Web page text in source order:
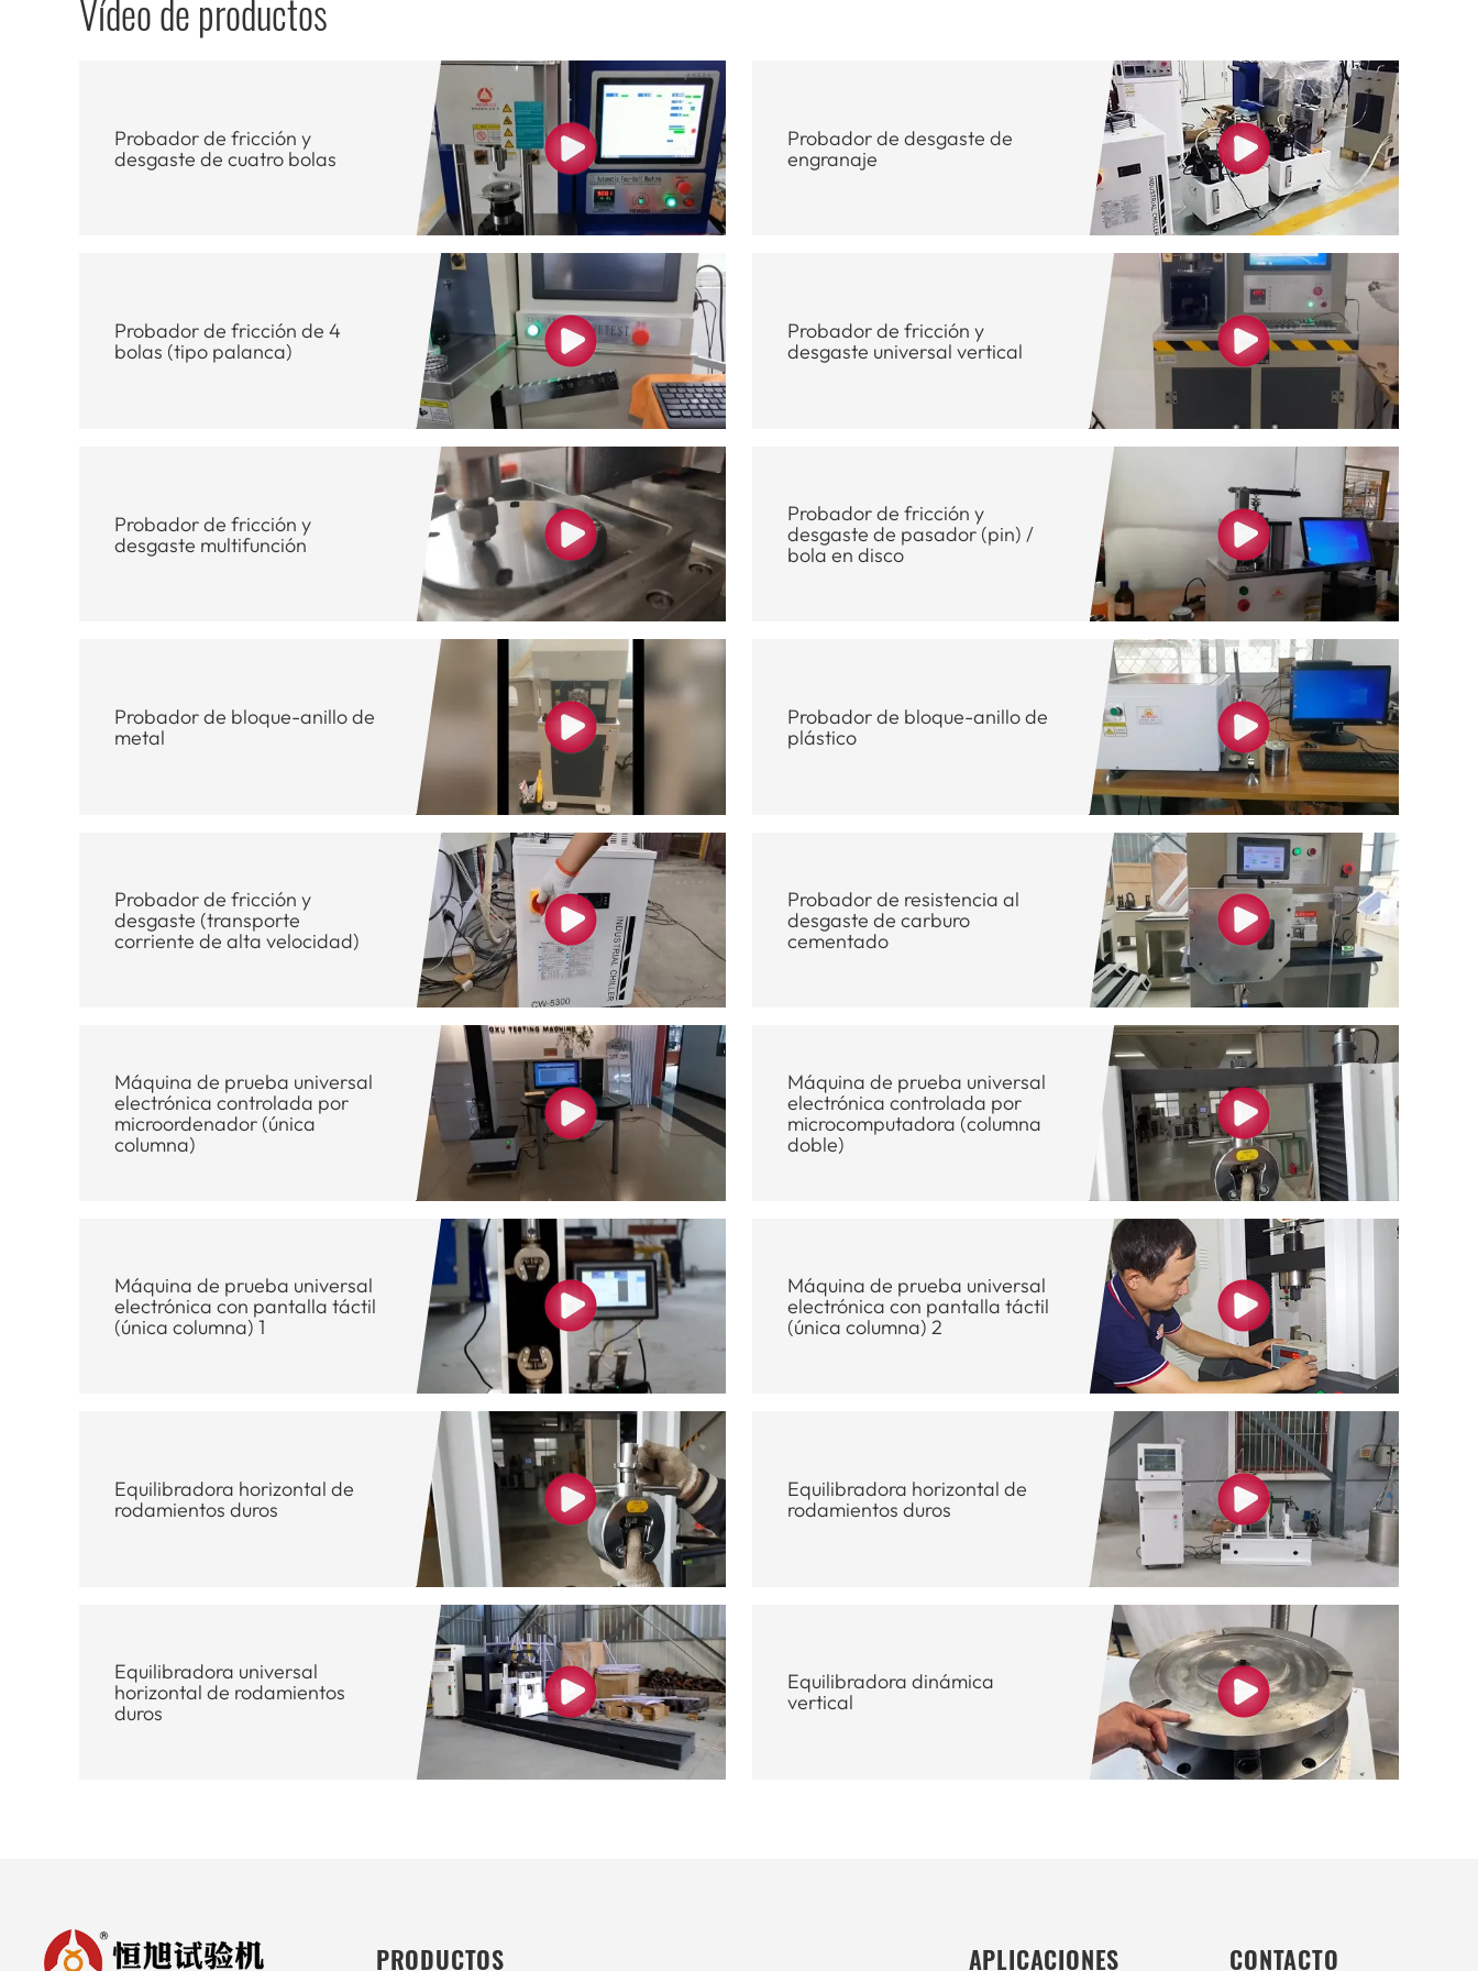
Vídeo de productos
Probador de fricción y
desgaste de cuatro bolas
Probador de desgaste de
engranaje
Probador de fricción de 4
bolas (tipo palanca)
Probador de fricción y
desgaste universal vertical
Probador de fricción y
desgaste multifunción
Probador de fricción y
desgaste de pasador (pin) /
bola en disco
Probador de bloque-anillo de
metal
Probador de bloque-anillo de
plástico
Probador de fricción y
desgaste (transporte
corriente de alta velocidad)
Probador de resistencia al
desgaste de carburo
cementado
Máquina de prueba universal
electrónica controlada por
microordenador (única
columna)
Máquina de prueba universal
electrónica controlada por
microcomputadora (columna
doble)
Máquina de prueba universal
electrónica con pantalla táctil
(única columna) 1
Máquina de prueba universal
electrónica con pantalla táctil
(única columna) 2
Equilibradora horizontal de
rodamientos duros
Equilibradora horizontal de
rodamientos duros
Equilibradora universal
horizontal de rodamientos
duros
Equilibradora dinámica
vertical
PRODUCTOS APLICACIONES CONTACTO